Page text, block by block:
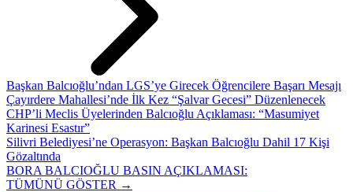
Başkan Balcıoğlu’ndan LGS’ye Girecek Öğrencilere Başarı Mesajı
Çayırdere Mahallesi’nde İlk Kez “Şalvar Gecesi” Düzenlenecek
CHP’li Meclis Üyelerinden Balcıoğlu Açıklaması: “Masumiyet
Karinesi Esastır”
Silivri Belediyesi’ne Operasyon: Başkan Balcıoğlu Dahil 17 Kişi
Gözaltında
BORA BALCIOĞLU BASIN AÇIKLAMASI:
TÜMÜNÜ GÖSTER →